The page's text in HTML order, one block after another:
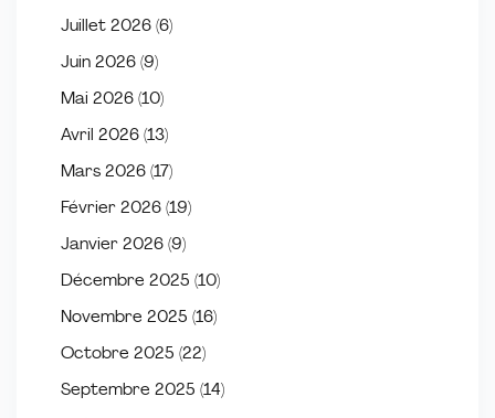
Juillet 2026 (6)
Juin 2026 (9)
Mai 2026 (10)
Avril 2026 (13)
Mars 2026 (17)
Février 2026 (19)
Janvier 2026 (9)
Décembre 2025 (10)
Novembre 2025 (16)
Octobre 2025 (22)
Septembre 2025 (14)